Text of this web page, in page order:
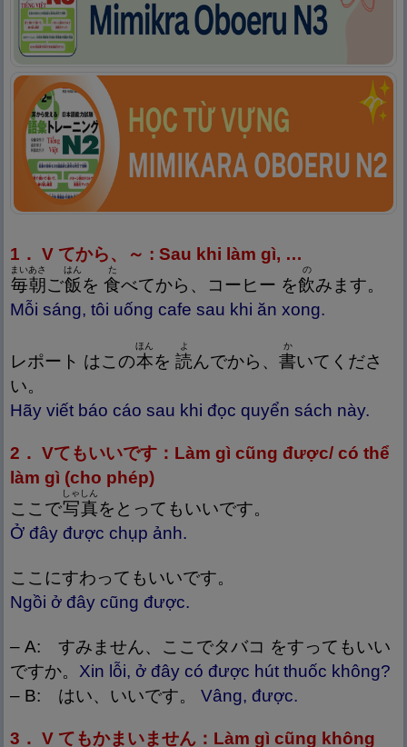
1． V てから、～ : Sau khi làm gì, …
毎朝
まいあさ
ご飯
はん
を食
た
べてから、コーヒー を飲
の
みます。
Mỗi sáng, tôi uống cafe sau khi ăn xong.
レポート はこの本
ほん
を読
よ
んでから、書
か
いてくださ
い。
Hãy viết báo cáo sau khi đọc quyển sách này.
2． Vてもいいです：Làm gì cũng được/ có thể
làm gì (cho phép)
ここで写真
しゃしん
をとってもいいです。
Ở đây được chụp ảnh.
ここにすわってもいいです。
Ngồi ở đây cũng được.
– A: すみません、ここでタバコ をすってもいい
ですか。 Xin lỗi, ở đây có được hút thuốc không?
– B: はい、いいです。
Vâng, được.
3． V てもかまいません：Làm gì cũng không